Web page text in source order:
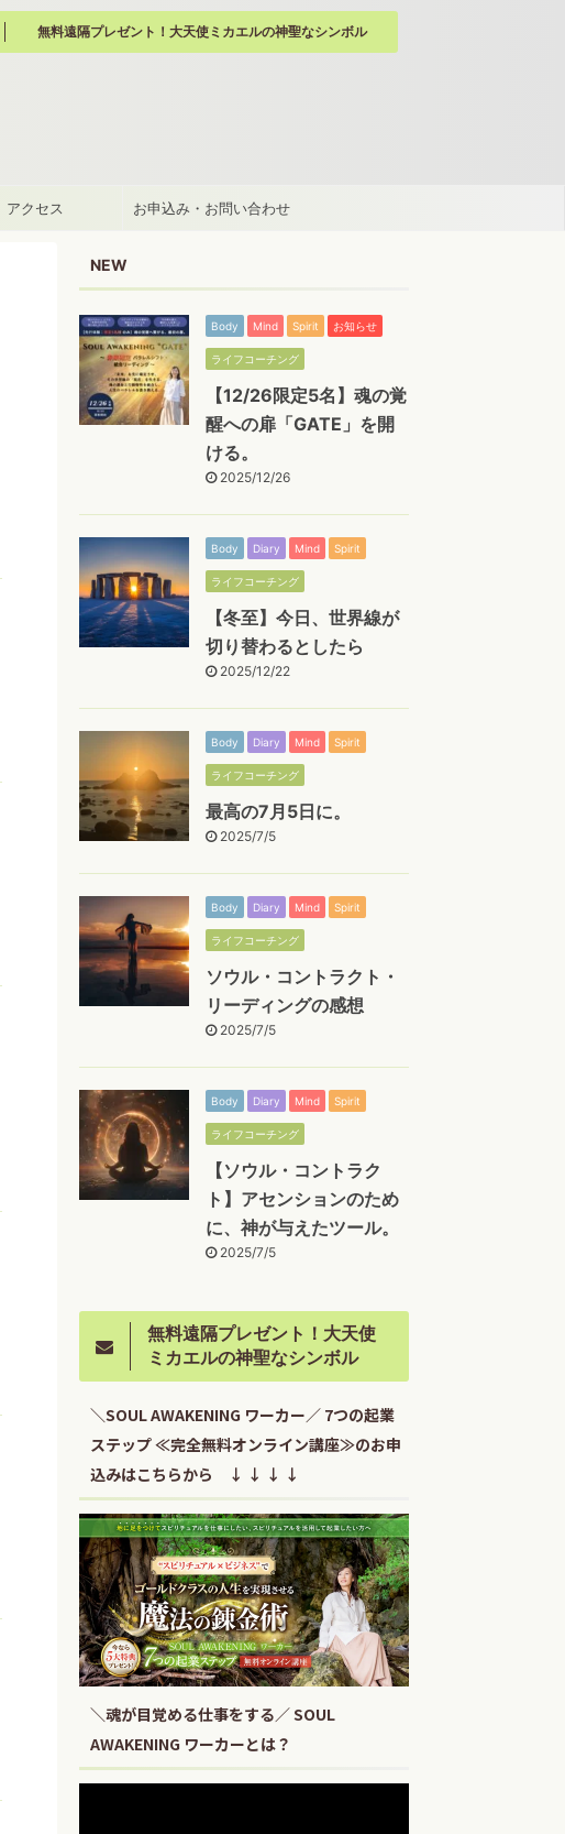
無料遠隔プレゼント！大天使ミカエルの神聖なシンボル
アクセス お申込み・お問い合わせ
NEW
Body Mind Spirit お知らせ
ライフコーチング
【12/26限定5名】魂の覚
醒への扉「GATE」を開
ける。
2025/12/26
Body Diary Mind Spirit
ライフコーチング
【冬至】今日、世界線が
切り替わるとしたら
2025/12/22
Body Diary Mind Spirit
ライフコーチング
最高の7月5日に。
2025/7/5
Body Diary Mind Spirit
ライフコーチング
ソウル・コントラクト・
リーディングの感想
2025/7/5
Body Diary Mind Spirit
ライフコーチング
【ソウル・コントラク
ト】アセンションのため
に、神が与えたツール。
2025/7/5
無料遠隔プレゼント！大天使
ミカエルの神聖なシンボル
＼SOUL AWAKENING ワーカー／ 7つの起業
ステップ ≪完全無料オンライン講座≫のお申
込みはこちらから ↓ ↓ ↓ ↓
＼魂が目覚める仕事をする／ SOUL
AWAKENING ワーカーとは？